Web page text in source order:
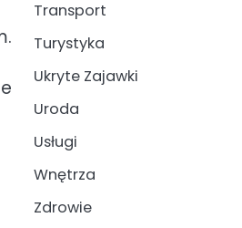
Transport
Turystyka
Ukryte Zajawki
Uroda
Usługi
Wnętrza
Zdrowie